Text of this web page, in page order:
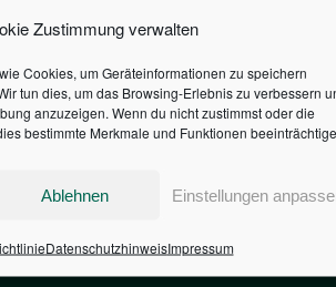
Zustimmung verwalten
Cookies, um Geräteinformationen zu speichern
tun dies, um das Browsing-Erlebnis zu verbessern
anzuzeigen. Wenn du nicht zustimmst oder die
bestimmte Merkmale und Funktionen
Ablehnen Einstellungen
DatenschutzhinweisImpressum